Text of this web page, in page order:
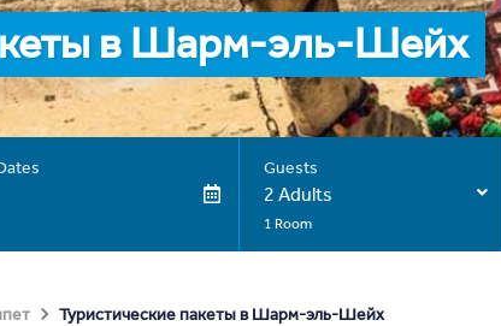
в Шарм-эль-Шейх
Guests
2 Adults
1 Room
Туристические пакеты в Шарм-эль-Шейх